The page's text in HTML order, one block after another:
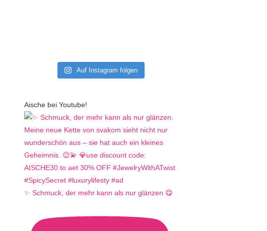
Auf Instagram folgen
Aische bei Youtube!
✨ Schmuck, der mehr kann als nur glänzen 😋